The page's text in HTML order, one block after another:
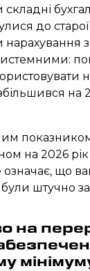
до
на
на 2026
що
штучно
на